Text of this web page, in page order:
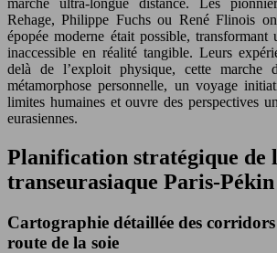
Rehage, Philippe Fuchs ou René Flinois
épopée moderne était possible, transformant
inaccessible en réalité tangible. Leurs
delà de l’exploit physique, cette marche
métamorphose personnelle, un voyage
limites humaines et ouvre des perspectives
eurasiennes.
Planification stratégique de
transeurasiaque Paris-Pékin
Cartographie détaillée des
route de la soie